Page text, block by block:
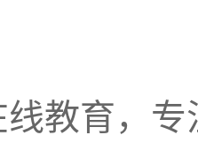
线教育，